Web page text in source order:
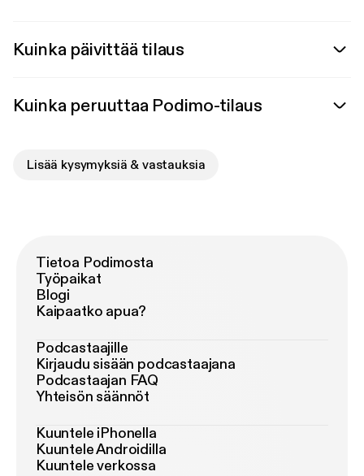
Kuinka päivittää tilaus
Kuinka peruuttaa Podimo-tilaus
Lisää kysymyksiä & vastauksia
Tietoa Podimosta
Työpaikat
Blogi
Kaipaatko apua?
Podcastaajille
Kirjaudu sisään podcastaajana
Podcastaajan FAQ
Yhteisön säännöt
Kuuntele iPhonella
Kuuntele Androidilla
Kuuntele verkossa